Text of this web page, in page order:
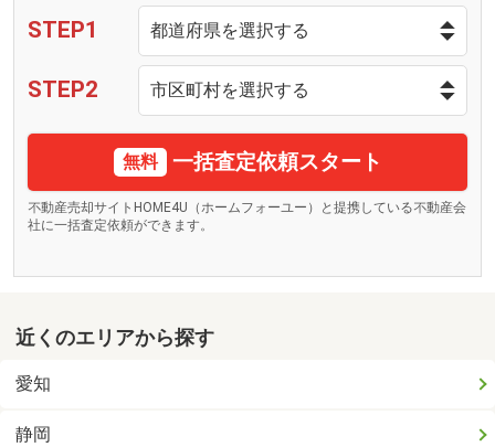
STEP1
STEP2
無料 一括査定依頼スタート
不動産売却サイトHOME4U（ホームフォーユー）と提携している不動産会
社に一括査定依頼ができます。
近くのエリアから探す
愛知
静岡